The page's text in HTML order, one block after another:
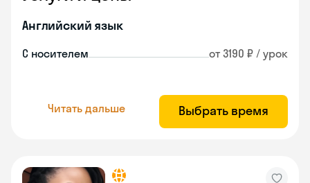
Английский язык
С носителем от 3190 ₽ / урок
Читать дальше Выбрать время